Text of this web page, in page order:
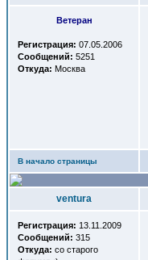
Ветеран
Регистрация: 07.05.2006
Сообщений: 5251
Откуда: Москва
В начало страницы
ventura
Регистрация: 13.11.2009
Сообщений: 315
Откуда: со старого